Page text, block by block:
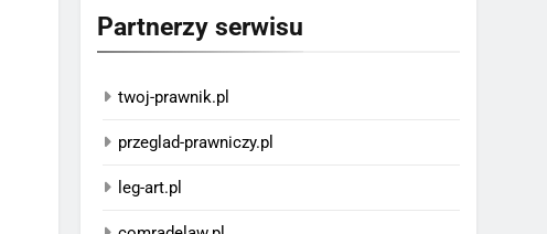
Partnerzy serwisu
twoj-prawnik.pl
przeglad-prawniczy.pl
leg-art.pl